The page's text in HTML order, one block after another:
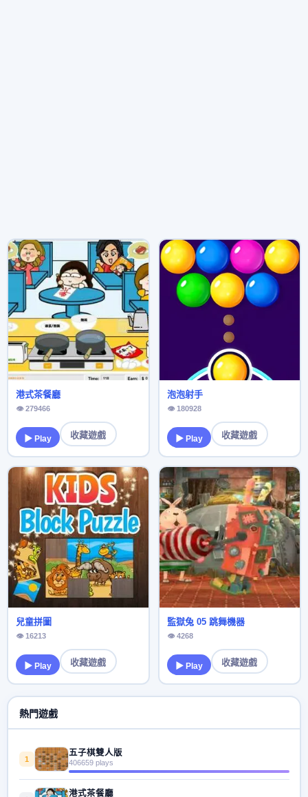
港式茶餐廳
👁 279466
▶ Play 收藏遊戲
泡泡射手
👁 180928
▶ Play 收藏遊戲
兒童拼圖
👁 16213
▶ Play 收藏遊戲
監獄兔 05 跳舞機器
👁 4268
▶ Play 收藏遊戲
熱門遊戲
1
五子棋雙人版
406659 plays
港式茶餐廳